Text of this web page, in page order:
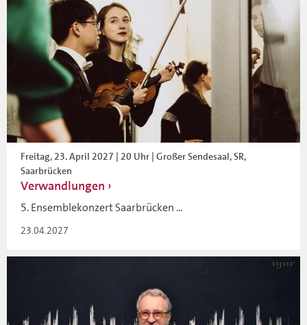
Freitag, 23. April 2027 | 20 Uhr | Großer Sendesaal, SR,
Saarbrücken
Verwandlungen
5. Ensemblekonzert Saarbrücken ...
23.04.2027